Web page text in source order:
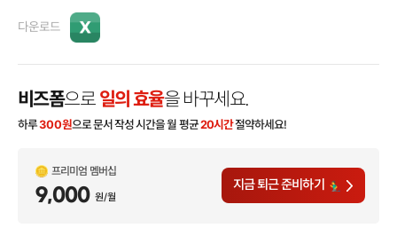
다운로드
비즈폼으로 일의 효율을 바꾸세요.
하루300원으로 문서 작성 시간을 월 평균20시간절약하세요!
프리미엄 멤버십
9,000 원/월
지금 퇴근 준비하기